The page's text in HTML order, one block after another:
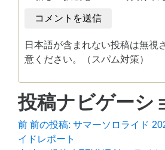
日本語が含まれない投稿は無視
意ください。（スパム対策）
投稿ナビゲーシ
前 前の投稿: サマーソロライド
イドレポート